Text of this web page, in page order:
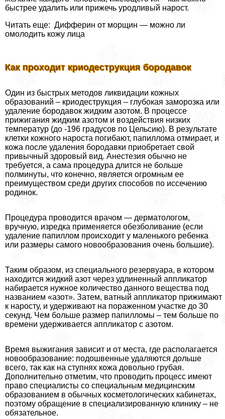
быстрее удалить или прижечь уpoдливый нарост.
Читать еще: Дифферин от морщин — можно ли
омолодить кожу лица
Как проходит криодеструкция бородавок
Один из быстрых методов ликвидации кожных
образований – криодеструкция – глубокая заморозка или
удаление бородавок жидким азотом. В процессе
прижигания жидким азотом и воздействия низких
температур (до -196 градусов по Цельсию). В результате
клетки кожного нароста погибают, папиллома отмирает, и
кожа после удаления бородавки приобретает свой
привычный здоровый вид. Анестезия обычно не
требуется, а сама процедypa длится не больше
полминуты, что конечно, является огромным ее
преимуществом среди других способов по иссечению
родинок.
Процедypa проводится врачом — дерматологом,
вручную, изредка применяется обезболивание (если
удаление папиллом происходит у маленького ребенка
или размеры самого новообразования очень большие).
Таким образом, из специального резервуара, в котором
находится жидкий азот через удлиненный аппликатор
набирается нужное количество данного вещества под
названием «азот». Затем, ватный аппликатор прижимают
к наросту, и удерживают на пораженном участке до 30
секунд. Чем больше размер папилломы – тем больше по
времени удерживается аппликатор с азотом.
Время выжигания зависит и от места, где располагается
новообразование: подошвенные удаляются дольше
всего, так как на ступнях кожа довольно грубая.
Дополнительно отметим, что проводить процесс имеют
право специалисты со специальным медицинским
образованием в обычных косметологических кабинетах,
поэтому обращение в специализированную клинику – не
обязательное.